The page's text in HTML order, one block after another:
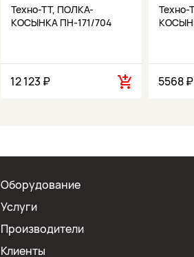
Техно-ТТ, ПОЛКА-
КОСЫНКА ПН-171/704
12 123 ₽
Техно-
5568 ₽
Оборудование
Услуги
Производители
Клиенты